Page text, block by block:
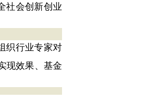
社会创新创业
织行业专家对
现效果、基金